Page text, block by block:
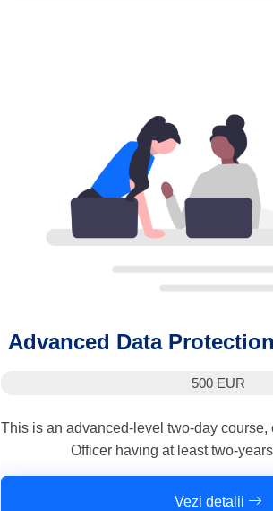
Advanced Data
500 EUR
This is an advanced-level two-day course,
Officer having at least two-
Vezi detalii